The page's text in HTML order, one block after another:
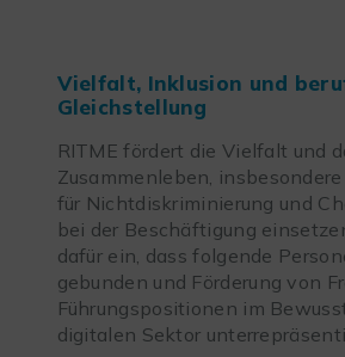
Vielfalt, Inklusion und
Gleichstellung
RITME fördert die Vielfalt und
Zusammenleben,
für Nichtdiskriminierung und
bei der Beschäftigung
dafür ein, dass folgende
gebunden und Förderung von
Führungspositionen im
digitalen Sektor